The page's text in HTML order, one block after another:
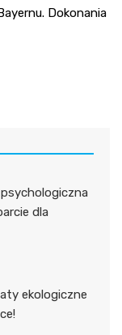
Dokonania
dla
ekologiczne